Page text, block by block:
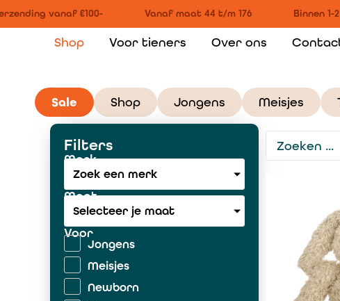
vanaf €100- Vanaf maat 44 t/m 176 Binnen 1-
Shop Voor tieners Over ons
Sale Shop Jongens Meisjes
Filters
Merk
Zoek een merk
Maat
Selecteer je maat
Voor
Jongens
Meisjes
Newborn